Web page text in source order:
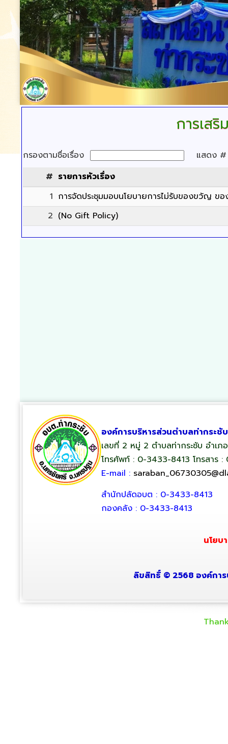
การเส
กรองตามชื่อเรื่อง
แสดง
# รายการหัวเรื่อง
1 การจัดประชุมมอบนโยบายการไม่รับของขวัญ ข
2 (No Gift Policy)
องค์การบริหารส่วนตำบลท่ากระชับ
เลขที่ 2 หมู่ 2 ตำบลท่ากระชับ อำเ
โทรศัพท์ : 0-3433-8413 โทรสาร
E-mail :
สำนักปลัดอบต : 0-3433-8413
กองคลัง : 0-3433-8413
นโยบ
ลิขสิทธิ์ © 2568 องค์กา